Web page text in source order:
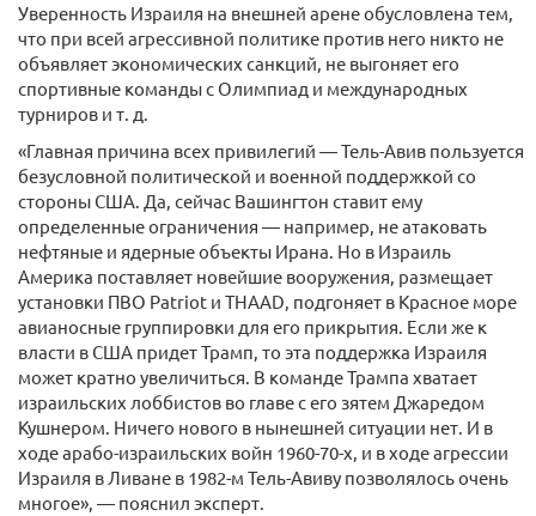
Уверенность Израиля на внешней арене обусловлена тем,
что при всей агрессивной политике против него никто не
объявляет экономических санкций, не выгоняет его
спортивные команды с Олимпиад и международных
турниров и т. д.
«Главная причина всех привилегий — Тель-Авив пользуется
безусловной политической и военной поддержкой со
стороны США. Да, сейчас Вашингтон ставит ему
определенные ограничения — например, не атаковать
нефтяные и ядерные объекты Ирана. Но в Израиль
Америка поставляет новейшие вооружения, размещает
установки ПВО Patriot и THAAD, подгоняет в Красное море
авианосные группировки для его прикрытия. Если же к
власти в США придет Трамп, то эта поддержка Израиля
может кратно увеличиться. В команде Трампа хватает
израильских лоббистов во главе с его зятем Джаредом
Кушнером. Ничего нового в нынешней ситуации нет. И в
ходе арабо-израильских войн 1960-70-х, и в ходе агрессии
Израиля в Ливане в 1982-м Тель-Авиву позволялось очень
многое», — пояснил эксперт.